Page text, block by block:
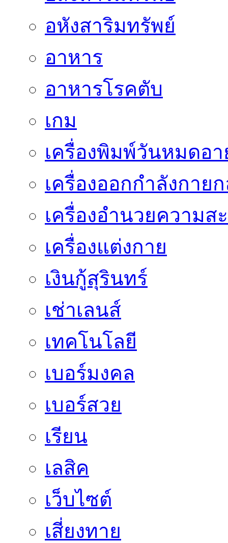
อหังสาริมทรัพย์
อาหาร
อาหารโรคตับ
เกม
เครื่องพิมพ์วันหมดอา
เครื่องออกกำลังกาย
เครื่องอำนวยความส
เครื่องแต่งกาย
เงินกู้สุรินทร์
เช่าเลนส์
เทคโนโลยี
เบอร์มงคล
เบอร์สวย
เรียน
เลสิค
เว็บไซต์
เสี่ยงทาย